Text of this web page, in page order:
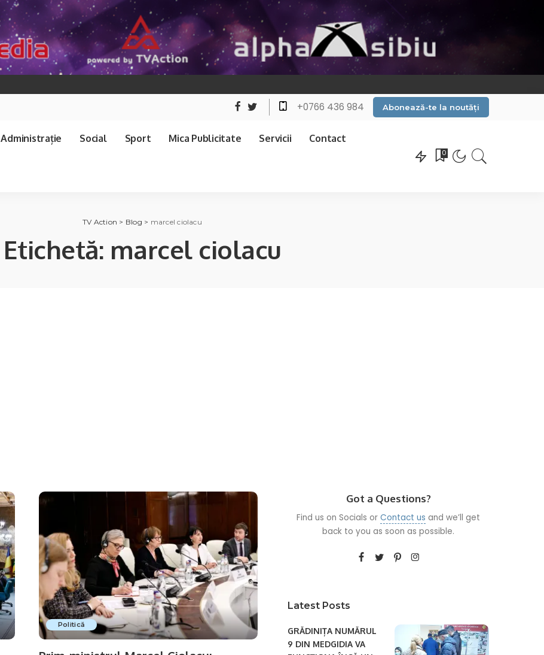
+0766 436 984 Abonează-te la noutăți
Administrație Social Sport Mica Publicitate Servicii Contact
0
TV Action > Blog > marcel ciolacu
Etichetă: marcel ciolacu
Politică
Got a Questions?
Find us on Socials orContact us and we’ll get
back to you as soon as possible.
Latest Posts
GRĂDINIȚA NUMĂRUL
9 DIN MEDGIDIA VA